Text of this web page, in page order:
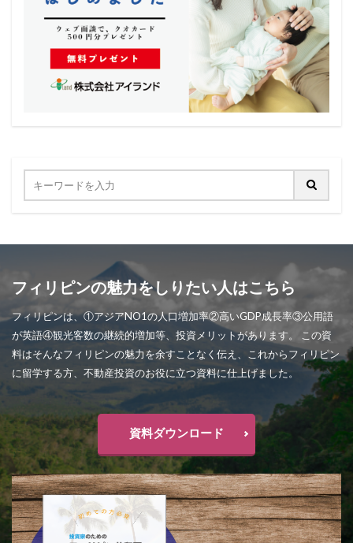
フィリピンの魅力をしりたい人はこちら
フィリピンは、①アジアNO1の人口増加率②高いGDP成長率③公用語
が英語④観光客数の継続的増加等、投資メリットがあります。 この資
料はそんなフィリピンの魅力を余すことなく伝え、これからフィリピン
に留学する方、不動産投資のお役に立つ資料に仕上げました。
資料ダウンロード